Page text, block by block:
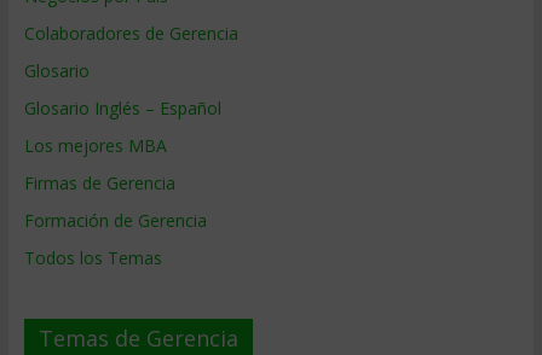
Colaboradores de Gerencia
Glosario
Glosario Inglés – Español
Los mejores MBA
Firmas de Gerencia
Formación de Gerencia
Todos los Temas
Temas de Gerencia